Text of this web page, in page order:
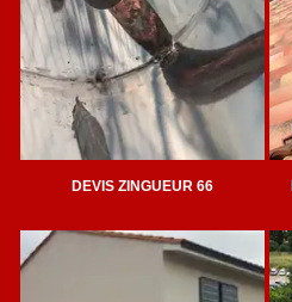
DEVIS ZINGUEUR 66